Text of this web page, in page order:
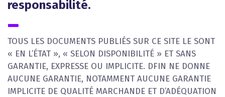
responsabilité.
TOUS LES DOCUMENTS PUBLIÉS SUR CE SITE LE SONT
« EN L’ÉTAT », « SELON DISPONIBILITÉ » ET SANS
GARANTIE, EXPRESSE OU IMPLICITE. DFIN NE DONNE
AUCUNE GARANTIE, NOTAMMENT AUCUNE GARANTIE
IMPLICITE DE QUALITÉ MARCHANDE ET D’ADÉQUATION